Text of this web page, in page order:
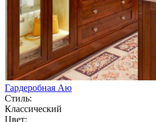
Гардеробная Аю
Стиль:
Классический
Цвет: